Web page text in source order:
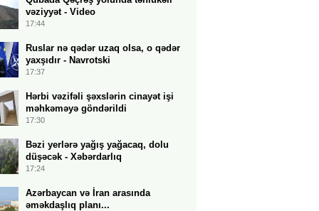
vəziyyət - Video
17:44
Ruslar nə qədər uzaq olsa, o qədər
yaxşıdır - Navrotski
17:37
Hərbi vəzifəli şəxslərin cinayət işi
məhkəməyə göndərildi
17:30
Bəzi yerlərə yağış yağacaq, dolu
düşəcək - Xəbərdarlıq
17:24
Azərbaycan və İran arasında
əməkdaşlıq planı...